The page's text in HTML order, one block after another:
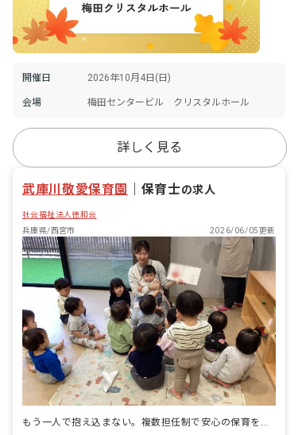
開催日 2026年10月4日(日)
会場 梅田センタービル クリスタルホール
詳しく見る
武庫川敬愛保育園 保育士の求人
社会福祉法人徳和会
兵庫県/西宮市
2026/06/05更新
もう一人で抱え込まない。複数担任制で安心の保育を実現できます。